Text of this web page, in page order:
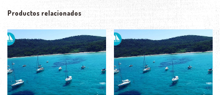
AGOSTO
cantidad
Productos relacionados